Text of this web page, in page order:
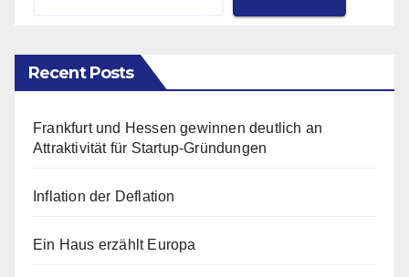
Recent Posts
Frankfurt und Hessen gewinnen deutlich an
Attraktivität für Startup-Gründungen
Inflation der Deflation
Ein Haus erzählt Europa